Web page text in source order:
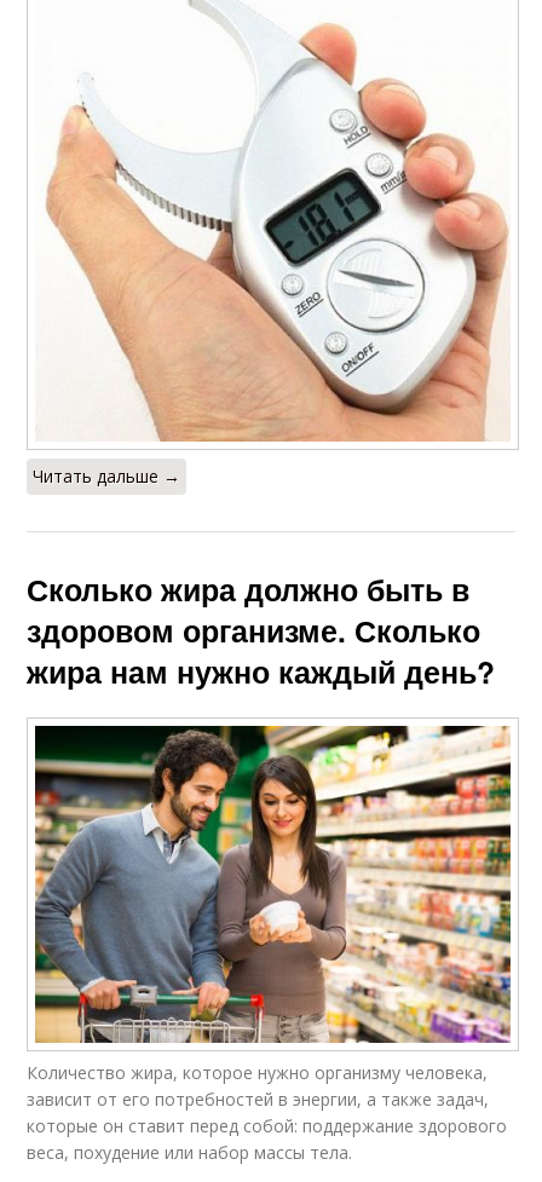
Читать дальше →
Сколько жира должно быть в
здоровом организме. Сколько
жира нам нужно каждый день?
Количество жира, которое нужно организму человека,
зависит от его потребностей в энергии, а также задач,
которые он ставит перед собой: поддержание здорового
веса, похудение или набор массы тела.